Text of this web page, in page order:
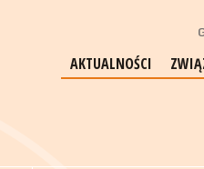
AKTUALNOŚCI